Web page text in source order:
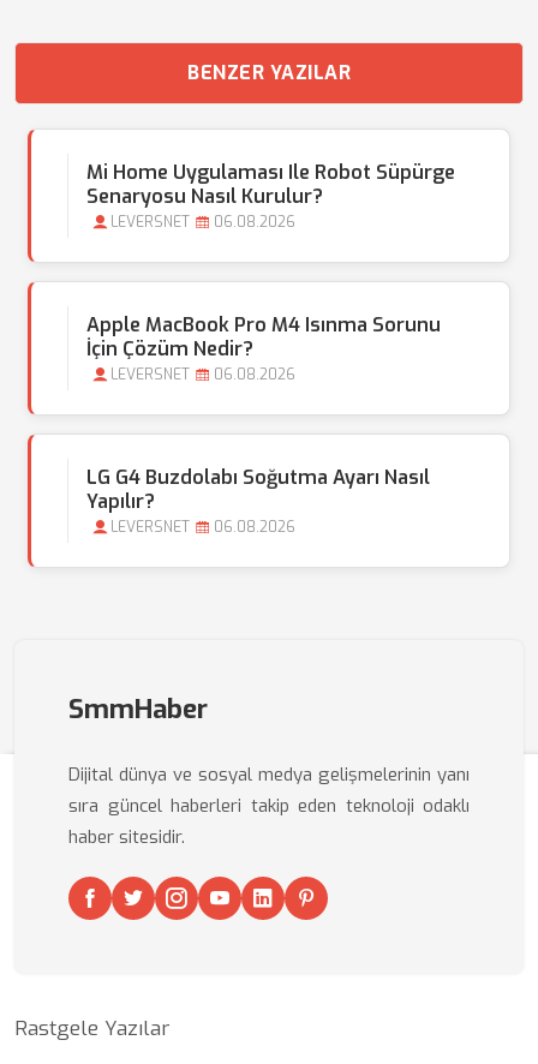
BENZER YAZILAR
Mi Home Uygulaması Ile Robot Süpürge
Senaryosu Nasıl Kurulur?
LEVERSNET 06.08.2026
Apple MacBook Pro M4 Isınma Sorunu
İçin Çözüm Nedir?
LEVERSNET 06.08.2026
LG G4 Buzdolabı Soğutma Ayarı Nasıl
Yapılır?
LEVERSNET 06.08.2026
SmmHaber
Dijital dünya ve sosyal medya gelişmelerinin yanı
sıra güncel haberleri takip eden teknoloji odaklı
haber sitesidir.
Rastgele Yazılar